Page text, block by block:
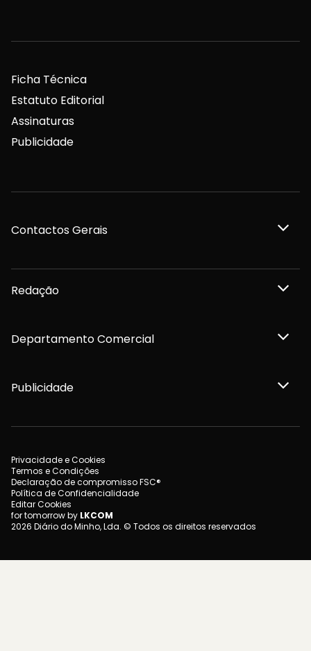
Ficha Técnica
Estatuto Editorial
Assinaturas
Publicidade
Contactos Gerais
Redação
Departamento Comercial
Publicidade
Privacidade e Cookies
Termos e Condições
Declaração de compromisso FSC®
Política de Confidencialidade
Editar Cookies
for tomorrow by LKCOM
2026 Diário do Minho, Lda. © Todos os direitos reservados